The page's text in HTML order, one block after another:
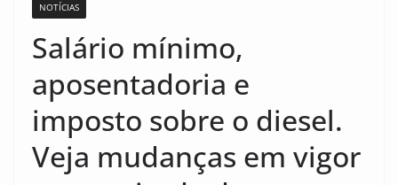
NOTÍCIAS
Salário mínimo,
aposentadoria e
imposto sobre o diesel.
Veja mudanças em vigor